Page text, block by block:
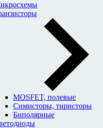
MOSFET, полевые
Симисторы, тиристоры
Биполярные